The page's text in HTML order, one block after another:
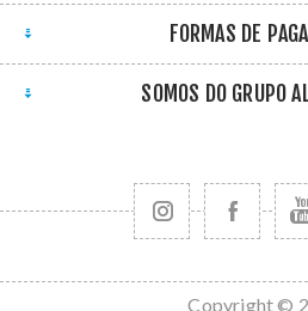
FORMAS DE
SOMOS DO GRUPO
Copyright ©